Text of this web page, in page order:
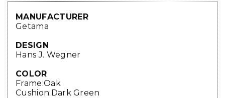
MANUFACTURER
Getama
DESIGN
Hans J. Wegner
COLOR
Frame:Oak
Cushion:Dark Green